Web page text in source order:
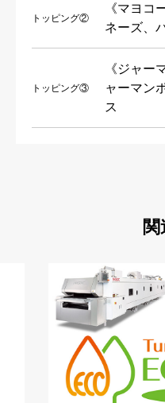
トッピング②
《マヨコ
ネーズ、
トッピング③
《ジャー
ャーマン
ス